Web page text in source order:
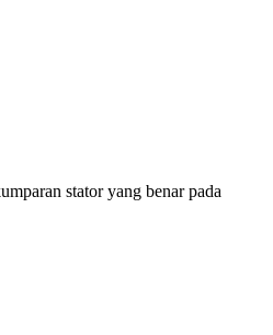
stator yang benar pada